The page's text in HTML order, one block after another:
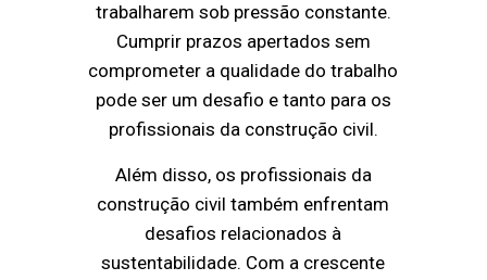
trabalharem sob pressão constante.
Cumprir prazos apertados sem
comprometer a qualidade do trabalho
pode ser um desafio e tanto para os
profissionais da construção civil.
Além disso, os profissionais da
construção civil também enfrentam
desafios relacionados à
sustentabilidade. Com a crescente